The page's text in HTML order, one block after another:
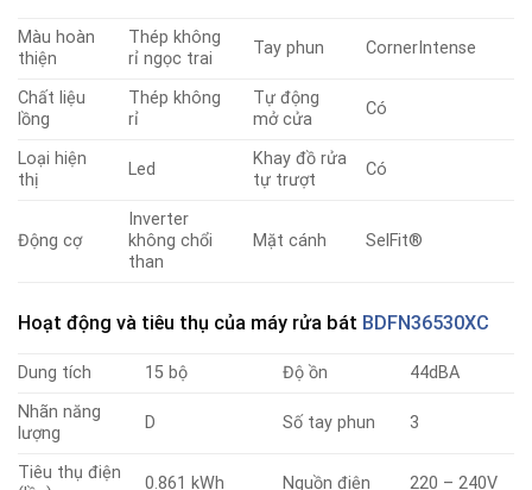
Màu hoàn
thiện
Thép không
rỉ ngọc trai
Tay phun CornerIntense
Chất liệu
lồng
Thép không
rỉ
Tự động
mở cửa
Có
Loại hiện
thị
Led
Khay đồ rửa
tự trượt
Có
Động cợ
Inverter
không chổi
than
Mặt cánh SelFit®
Hoạt động và tiêu thụ của máy rửa bát BDFN36530XC
Dung tích 15 bộ Độ ồn
44dBA
Nhãn năng
lượng
D Số tay phun 3
Tiêu thụ điện
0.861 kWh Nguồn điện 220 – 240V